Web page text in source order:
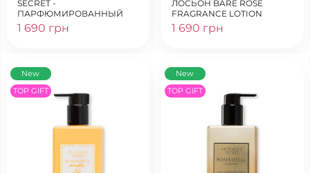
SECRET -
ПАРФЮМИРОВАННЫЙ
ЛОСЬОН
1 690 грн
ЛОСЬОН BARE ROSE
FRAGRANCE LOTION
1 690 грн
New
TOP GIFT
New
TOP GIFT